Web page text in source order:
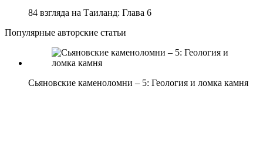
84 взгляда на Таиланд: Глава 6
Популярные авторские статьи
Сьяновские каменоломни – 5: Геология и ломка камня